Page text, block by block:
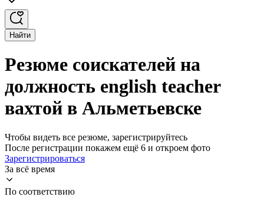
Найти
Резюме соискателей на
должность english teacher
вахтой в Альметьевске
Чтобы видеть все резюме, зарегистрируйтесь
После регистрации покажем ещё 6 и откроем фото
Зарегистрироваться
За всё время
По соответствию